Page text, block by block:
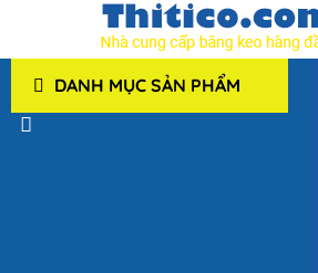
DANH MỤC SẢN PHẨM